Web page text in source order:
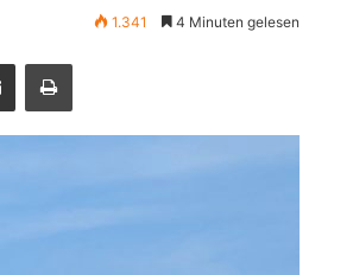
1.341 4 Minuten gelesen